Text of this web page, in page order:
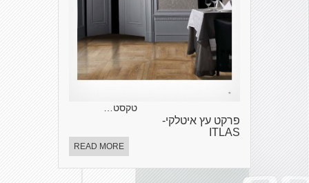
פרקט עץ איטלקי-
ITLAS
טקסט…
READ MORE